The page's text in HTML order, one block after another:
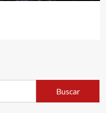
Buscar